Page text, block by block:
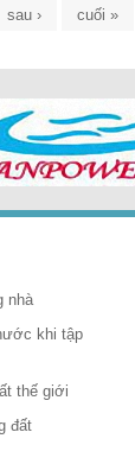
sau › cuối »
nhà
khi tập
thế giới
đất